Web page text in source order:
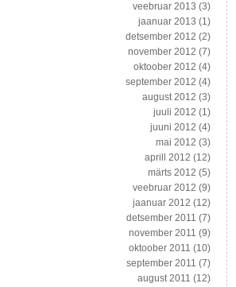
veebruar 2013 (3)
jaanuar 2013 (1)
detsember 2012 (2)
november 2012 (7)
oktoober 2012 (4)
september 2012 (4)
august 2012 (3)
juuli 2012 (1)
juuni 2012 (4)
mai 2012 (3)
aprill 2012 (12)
märts 2012 (5)
veebruar 2012 (9)
jaanuar 2012 (12)
detsember 2011 (7)
november 2011 (9)
oktoober 2011 (10)
september 2011 (7)
august 2011 (12)